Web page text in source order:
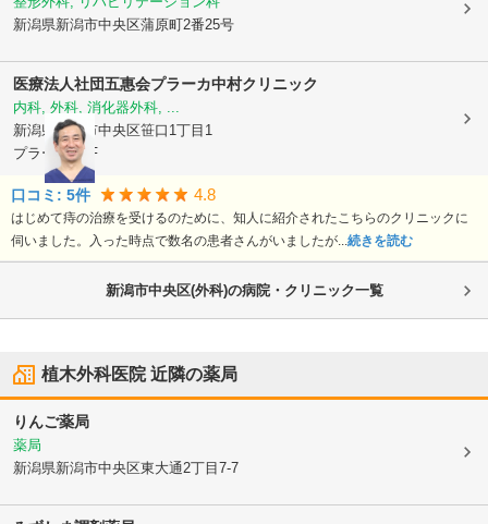
新潟県新潟市中央区蒲原町2番25号
医療法人社団五惠会プラーカ中村クリニック
内科, 外科, 消化器外科, ...
新潟県新潟市中央区笹口1丁目1
プラーカ1 2F
口コミ: 5件 4.8
はじめて痔の治療を受けるのために、知人に紹介されたこちらのクリニックに
伺いました。入った時点で数名の患者さんがいましたが... 続きを読む
新潟市中央区(外科)の病院・クリニック一覧
植木外科医院近隣の薬局
りんご薬局
薬局
新潟県新潟市中央区東大通2丁目7-7